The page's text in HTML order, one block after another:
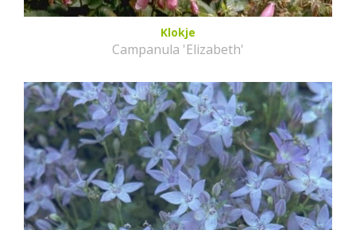
Klokje
Campanula 'Elizabeth'